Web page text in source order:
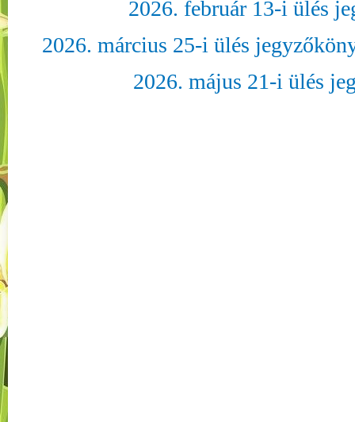
2026. február 13-i ülés
2026. március 25-i ülés
2026. május 21-i ülés